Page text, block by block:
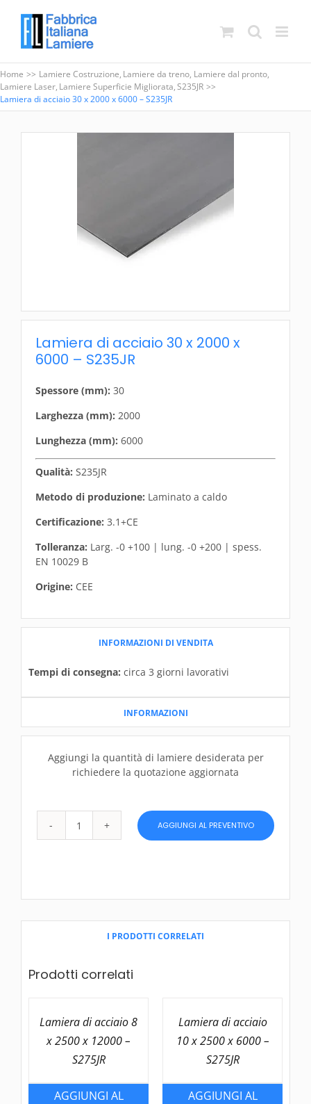
contenuto
Home Lamiere Costruzione Lamiere da treno Lamiere dal pronto
Lamiere Laser Lamiere Superficie Migliorata S235JR
Lamiera di acciaio 30 x 2000 x 6000 – S235JR
Lamiera di acciaio 30 x 2000 x
6000 – S235JR
Spessore (mm): 30
Larghezza (mm): 2000
Lunghezza (mm): 6000
Qualità: S235JR
Metodo di produzione: Laminato a caldo
Certificazione: 3.1+CE
Tolleranza: Larg. -0 +100 | lung. -0 +200 | spess.
EN 10029 B
Origine: CEE
INFORMAZIONI DI VENDITA
Tempi di consegna: circa 3 giorni lavorativi
INFORMAZIONI
Aggiungi la quantità di lamiere desiderata per
richiedere la quotazione aggiornata
Lamiera
x
S235JR
AGGIUNGI AL PREVENTIVO
I PRODOTTI CORRELATI
Prodotti correlati
Lamiera di acciaio 8
x 2500 x 12000 –
S275JR
AGGIUNGI AL
Lamiera di acciaio
10 x 2500 x 6000 –
S275JR
AGGIUNGI AL